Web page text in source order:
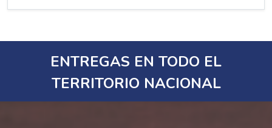
ENTREGAS EN TODO EL
TERRITORIO NACIONAL